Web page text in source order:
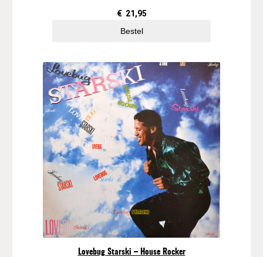
€ 21,95
Bestel
Lovebug Starski – House Rocker